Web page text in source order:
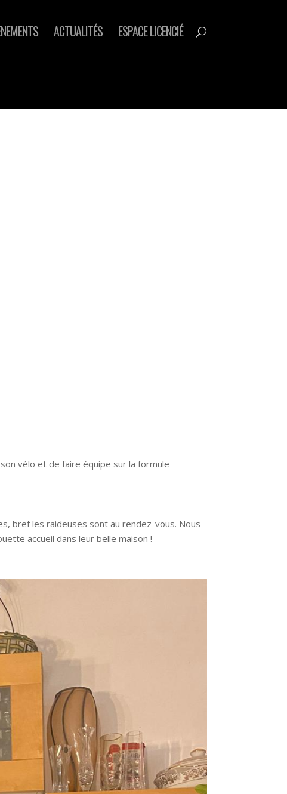
ACTUALITÉS ESPACE LICENCIÉ
vélo et de faire équipe sur la formule
bref les raideuses sont au rendez-vous. Nous
accueil dans leur belle maison !